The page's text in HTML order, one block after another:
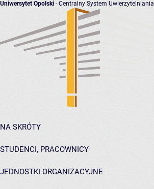
Uniwersytet Opolski - Centralny System Uwierzytelniania
NA SKRÓTY
STUDENCI, PRACOWNICY
JEDNOSTKI ORGANIZACYJNE